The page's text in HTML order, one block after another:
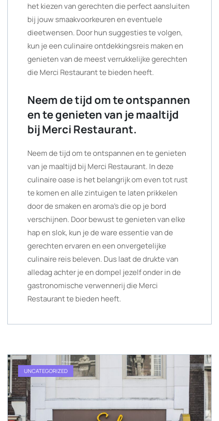
het kiezen van gerechten die perfect aansluiten
bij jouw smaakvoorkeuren en eventuele
dieetwensen. Door hun suggesties te volgen,
kun je een culinaire ontdekkingsreis maken en
genieten van de meest verrukkelijke gerechten
die Merci Restaurant te bieden heeft.
Neem de tijd om te ontspannen
en te genieten van je maaltijd
bij Merci Restaurant.
Neem de tijd om te ontspannen en te genieten
van je maaltijd bij Merci Restaurant. In deze
culinaire oase is het belangrijk om even tot rust
te komen en alle zintuigen te laten prikkelen
door de smaken en aroma’s die op je bord
verschijnen. Door bewust te genieten van elke
hap en slok, kun je de ware essentie van de
gerechten ervaren en een onvergetelijke
culinaire reis beleven. Dus laat de drukte van
alledag achter je en dompel jezelf onder in de
gastronomische verwennerij die Merci
Restaurant te bieden heeft.
UNCATEGORIZED